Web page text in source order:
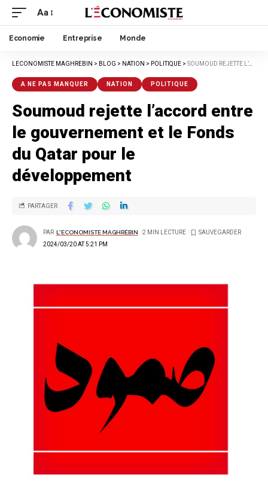
Aa
Economie Entreprise Monde
LECONOMISTE MAGHREBIN > BLOG > NATION > POLITIQUE > SOUMOUD REJETTE L’ACCORD ENTRE LE GOUVERNEMENT ET LE FONDS DU QATAR POUR LE DÉVELOPPEMENT
A NE PAS MANQUER NATION POLITIQUE
Soumoud rejette l’accord entre
le gouvernement et le Fonds
du Qatar pour le
développement
2024/03/20 AT 5:21 PM
PAR L'ECONOMISTE MAGHRÉBIN 2 MIN LECTURE
PARTAGER